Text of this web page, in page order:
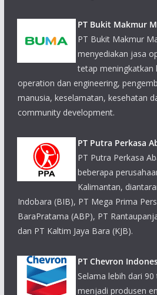
pada bidang operation dan
sumber daya manusia,
lingkungan, local community
PT Putra Perkasa Abadi
PT Putra Perkasa Abadi (PPA)
adalah PT Borneo Indobara (BIB),
(MPP), PT Alamjaya BaraPratama
Utama Bakti (RUB) dan PT Kaltim
PT Chevron Indonesia
Selama lebih dari 90 tahun, Chevron
menggali potensi energi Indonesia
menghasilkan produksi minyak
minyak.